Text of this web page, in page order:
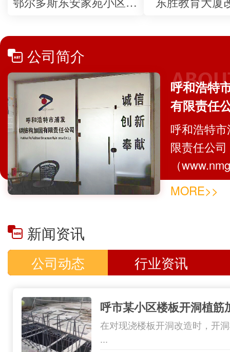
公司简介
呼和浩特
有限责任
呼和浩特
限责任公司
（
计、生产
务于一体
构工程的
呼和浩特
结构和薄
加固主要
MORE>>
新闻资讯
公司动态 行业资讯
呼市某小区楼板开洞植筋
在对现浇楼板开洞改造时，开
...